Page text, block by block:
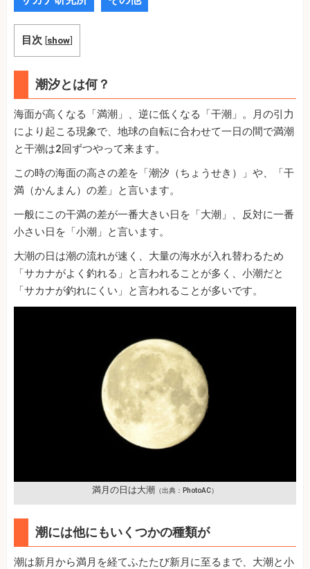
目次 [show]
潮汐とは何？
海面が高くなる「満潮」、逆に低くなる「干潮」。月の引力
により起こる現象で、地球の自転に合わせて一日の間で満潮
と干潮は2回ずつやって来ます。
この時の海面の高さの差を「潮汐（ちょうせき）」や、「干
満（かんまん）の差」と言います。
一般にこの干満の差が一番大きい日を「大潮」、反対に一番
小さい日を「小潮」と言います。
大潮の日は潮の流れが速く、大量の海水が入れ替わるため
「サカナがよく釣れる」と言われることが多く、小潮だと
「サカナが釣れにくい」と言われることが多いです。
満月の日は大潮 （出典：PhotoAC）
潮には他にもいくつかの種類が
潮は新月から満月を経てふたたび新月に至るまで、大潮と小